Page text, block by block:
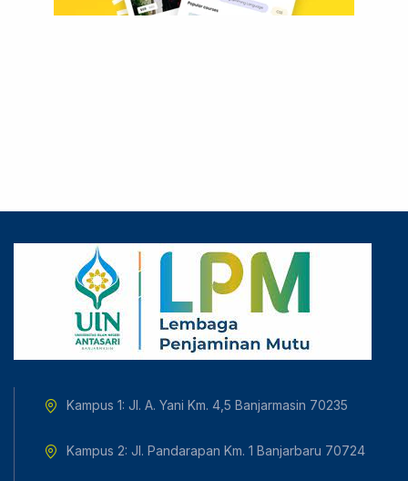
Kampus 1: Jl. A. Yani Km. 4,5 Banjarmasin 70235
Kampus 2: Jl. Pandarapan Km. 1 Banjarbaru 70724